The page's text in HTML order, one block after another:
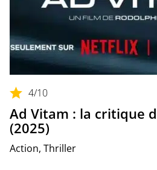
4/10
Ad Vitam : la critique
(2025)
Action, Thriller